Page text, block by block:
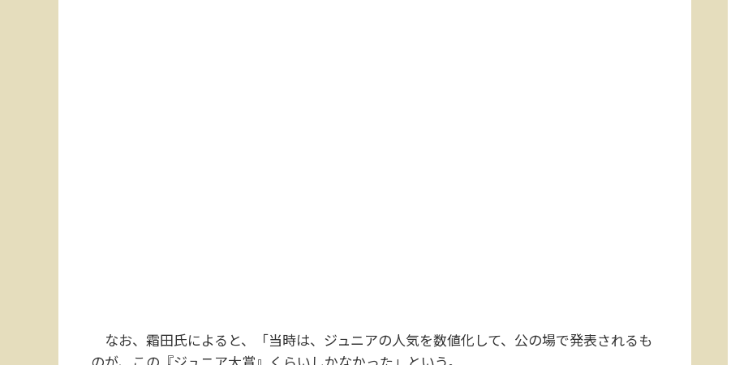
なお、霜田氏によると、「当時は、ジュニアの人気を数値化して、公の場で発表されるも